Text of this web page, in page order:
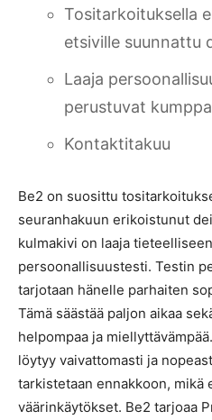
Tositarkoituksella
etsiville suunnattu
Laaja
perustuvat
Kontaktitakuu
Be2 on suosittu
seuranhakuun erikoistunut
kulmakivi on laaja
persoonallisuustesti. Testin
tarjotaan hänelle parhaiten
Tämä säästää paljon aikaa
helpompaa ja
löytyy vaivattomasti ja
tarkistetaan ennakkoon, mikä
väärinkäytökset. Be2 tarjoaa